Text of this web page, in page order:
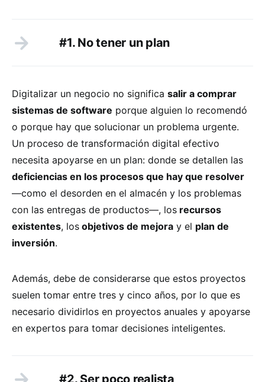
#1. No tener un plan
Digitalizar un negocio no significa salir a comprar
sistemas de software porque alguien lo recomendó
o porque hay que solucionar un problema urgente.
Un proceso de transformación digital efectivo
necesita apoyarse en un plan: donde se detallen las
deficiencias en los procesos que hay que resolver
—como el desorden en el almacén y los problemas
con las entregas de productos—, los recursos
existentes, los objetivos de mejora y el plan de
inversión.
Además, debe de considerarse que estos proyectos
suelen tomar entre tres y cinco años, por lo que es
necesario dividirlos en proyectos anuales y apoyarse
en expertos para tomar decisiones inteligentes.